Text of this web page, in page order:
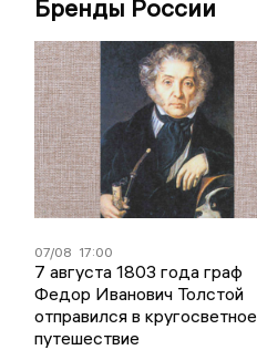
Бренды России
07/08 17:00
7 августа 1803 года граф
Федор Иванович Толстой
отправился в кругосветное
путешествие